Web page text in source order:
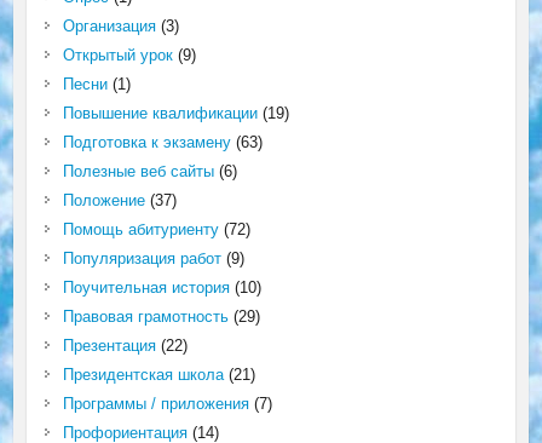
Организация(3)
Открытый урок(9)
Песни(1)
Повышение квалификации(19)
Подготовка к экзамену(63)
Полезные веб сайты(6)
Положение(37)
Помощь абитуриенту(72)
Популяризация работ(9)
Поучительная история(10)
Правовая грамотность(29)
Презентация(22)
Президентская школа(21)
Программы / приложения(7)
Профориентация(14)